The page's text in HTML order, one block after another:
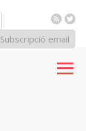
RSS
Subscripció email